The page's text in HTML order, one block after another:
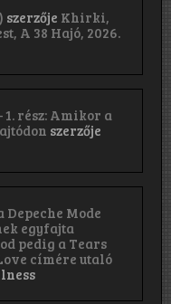
szerzője Khirki,
A 38 Hajó, 2026.
rész: Amikor a
szerzője
Depeche Mode
egyfajta
pedig a Tears
címére utaló